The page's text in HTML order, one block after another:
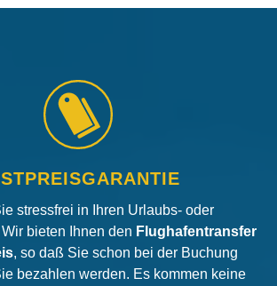
stressfrei in Ihren Urlaubs- oder
bieten Ihnen den Flughafentransfer
, so daß Sie schon bei der Buchung
bezahlen werden. Es kommen keine